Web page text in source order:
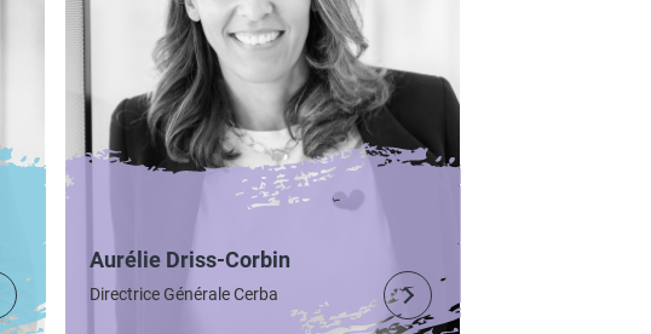
Aurélie Driss-Corbin
Directrice Générale Cerba